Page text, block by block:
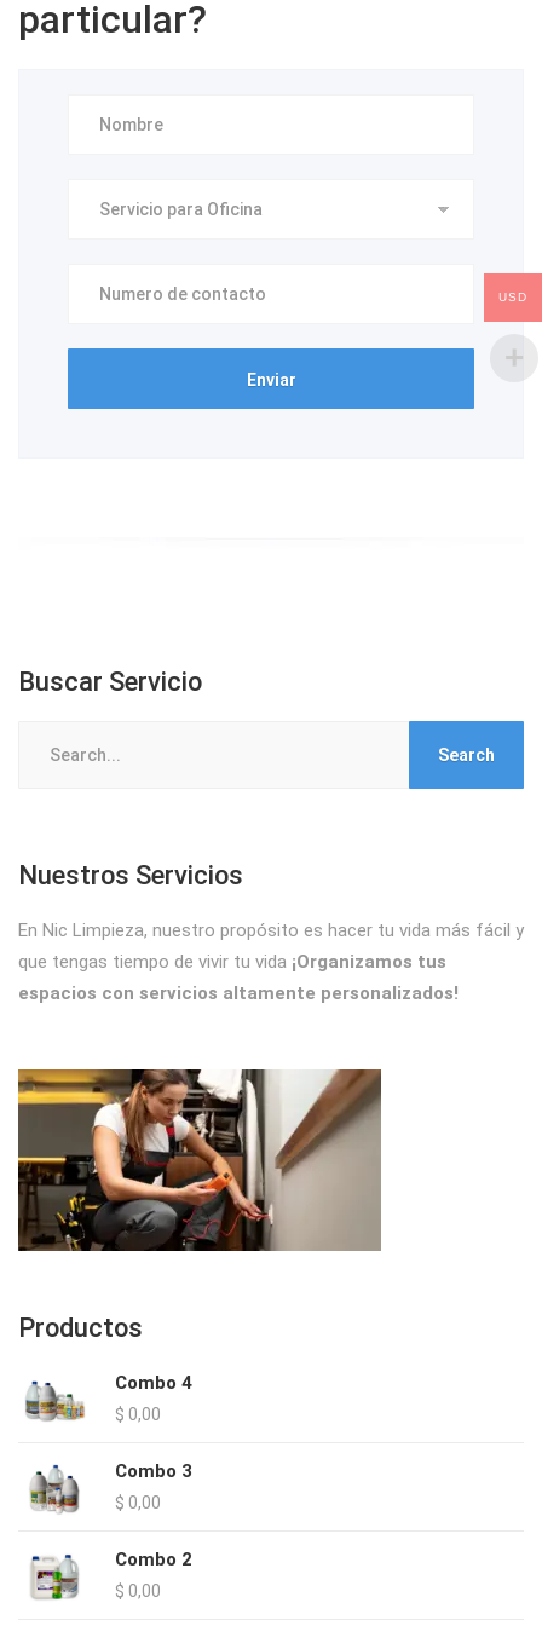
particular?
Buscar Servicio
Nuestros Servicios
En Nic Limpieza, nuestro propósito es hacer tu vida más fácil y
que tengas tiempo de vivir tu vida ¡Organizamos tus
espacios con servicios altamente personalizados!
Productos
Combo 4
$ 0,00
Combo 3
$ 0,00
Combo 2
$ 0,00
USD